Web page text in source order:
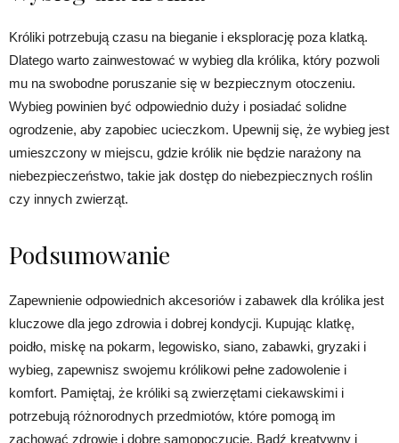
Króliki potrzebują czasu na bieganie i eksplorację poza klatką.
Dlatego warto zainwestować w wybieg dla królika, który pozwoli
mu na swobodne poruszanie się w bezpiecznym otoczeniu.
Wybieg powinien być odpowiednio duży i posiadać solidne
ogrodzenie, aby zapobiec ucieczkom. Upewnij się, że wybieg jest
umieszczony w miejscu, gdzie królik nie będzie narażony na
niebezpieczeństwo, takie jak dostęp do niebezpiecznych roślin
czy innych zwierząt.
Podsumowanie
Zapewnienie odpowiednich akcesoriów i zabawek dla królika jest
kluczowe dla jego zdrowia i dobrej kondycji. Kupując klatkę,
poidło, miskę na pokarm, legowisko, siano, zabawki, gryzaki i
wybieg, zapewnisz swojemu królikowi pełne zadowolenie i
komfort. Pamiętaj, że króliki są zwierzętami ciekawskimi i
potrzebują różnorodnych przedmiotów, które pomogą im
zachować zdrowie i dobre samopoczucie. Bądź kreatywny i